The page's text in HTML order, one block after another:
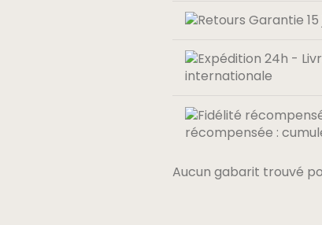
internationale
récompensée :
Aucun gabarit trouvé